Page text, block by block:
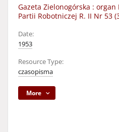
Gazeta Zielonogórska : organ
Partii Robotniczej R. II Nr 53
Date:
1953
Resource Type:
czasopisma
More